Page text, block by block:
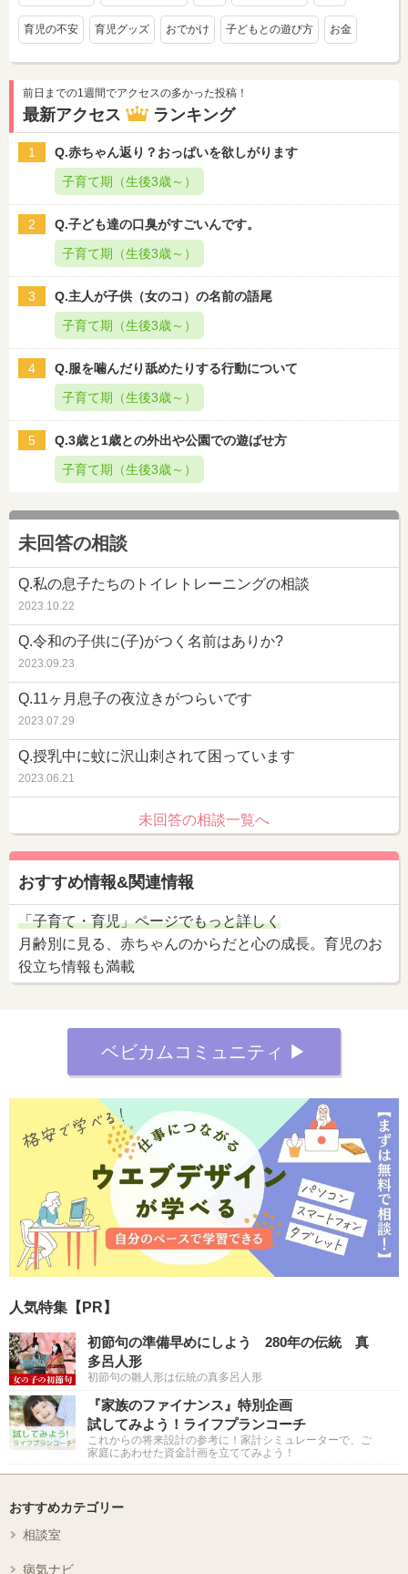
育児の不安 育児グッズ おでかけ 子どもとの遊び方 お金
前日までの1週間でアクセスの多かった投稿！
最新アクセス ランキング
1
Q.赤ちゃん返り？おっぱいを欲しがります
子育て期（生後3歳～）
2
Q.子ども達の口臭がすごいんです。
子育て期（生後3歳～）
3
Q.主人が子供（女のコ）の名前の語尾
子育て期（生後3歳～）
4
Q.服を噛んだり舐めたりする行動について
子育て期（生後3歳～）
5
Q.3歳と1歳との外出や公園での遊ばせ方
子育て期（生後3歳～）
未回答の相談
Q.私の息子たちのトイレトレーニングの相談
2023.10.22
Q.令和の子供に(子)がつく名前はありか?
2023.09.23
Q.11ヶ月息子の夜泣きがつらいです
2023.07.29
Q.授乳中に蚊に沢山刺されて困っています
2023.06.21
未回答の相談一覧へ
おすすめ情報&関連情報
「子育て・育児」ページでもっと詳しく
月齢別に見る、赤ちゃんのからだと心の成長。育児のお
役立ち情報も満載
ベビカムコミュニティ ▶︎
人気特集【PR】
初節句の準備早めにしよう 280年の伝統 真
多呂人形
初節句の雛人形は伝統の真多呂人形
『家族のファイナンス』特別企画
試してみよう！ライフプランコーチ
これからの将来設計の参考に！家計シミュレーターで、ご
家庭にあわせた資金計画を立ててみよう！
おすすめカテゴリー
相談室
病気ナビ